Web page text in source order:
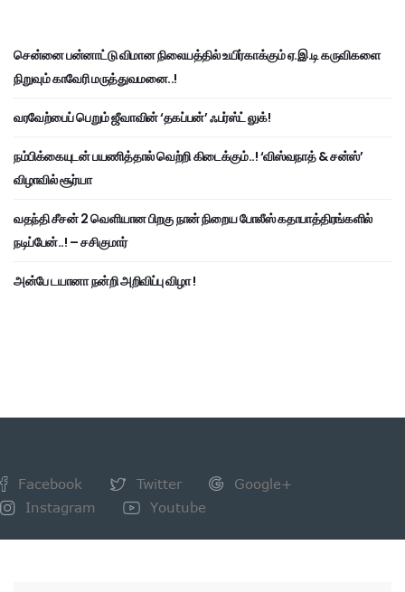
சென்னை பன்னாட்டு விமான நிலையத்தில் உயிர்காக்கும் ஏ.இ.டி கருவிகளை
நிறுவும் காவேரி மருத்துவமனை..!
வரவேற்பைப் பெறும் ஜீவாவின் ‘தகப்பன்’ ஃபர்ஸ்ட் லுக்!
நம்பிக்கையுடன் பயணித்தால் வெற்றி கிடைக்கும்..! ‘விஸ்வநாத் & சன்ஸ்’
விழாவில் சூர்யா
வதந்தி சீசன் 2 வெளியான பிறகு நான் நிறைய போலீஸ் கதாபாத்திரங்களில்
நடிப்பேன்..! – சசிகுமார்
அன்பே டயானா நன்றி அறிவிப்பு விழா !
Facebook Twitter
Google+
Instagram
Youtube